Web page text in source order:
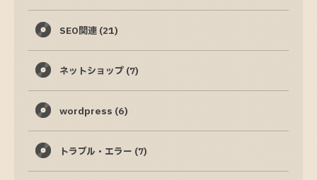
SEO関連 (21)
ネットショップ (7)
wordpress (6)
トラブル・エラー (7)